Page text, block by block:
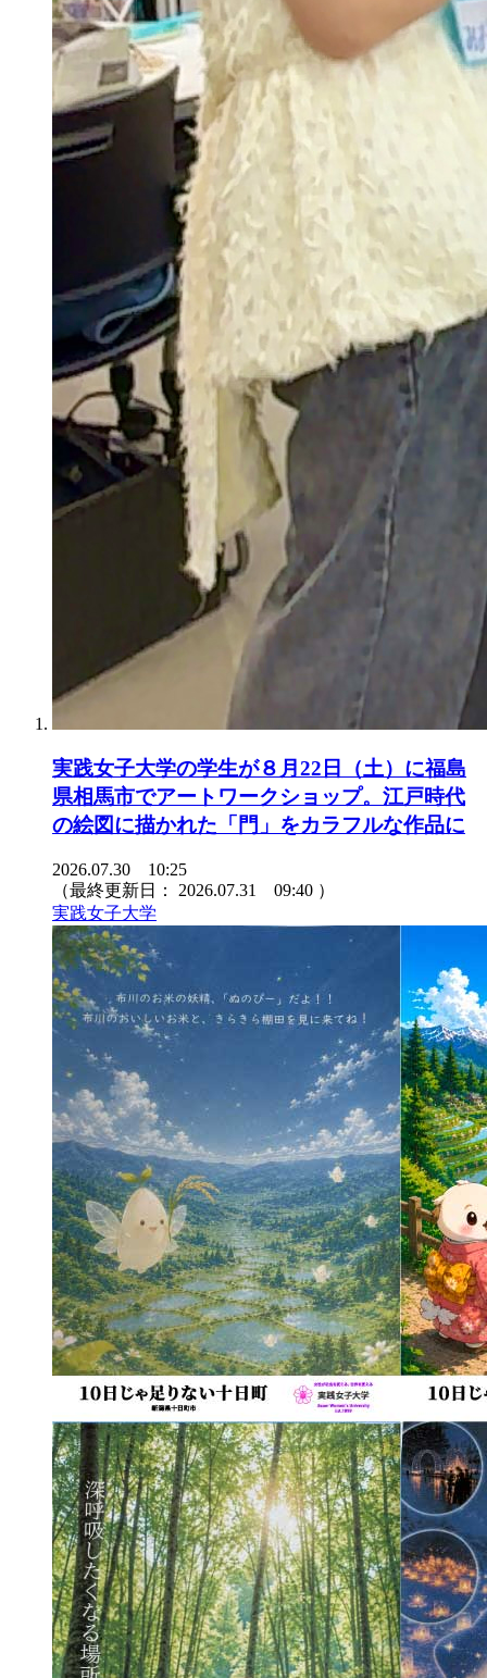
実践女子大学の学生が８月22日（土）に福島
県相馬市でアートワークショップ。江戸時代
の絵図に描かれた「門」をカラフルな作品に
2026.07.30 10:25
（最終更新日： 2026.07.31 09:40 ）
実践女子大学